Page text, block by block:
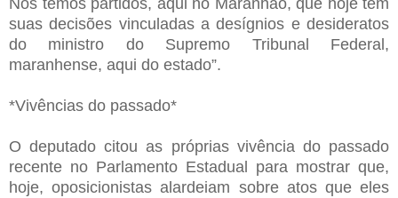
Nós temos partidos, aqui no Maranhão, que hoje têm
suas decisões vinculadas a desígnios e desideratos
do ministro do Supremo Tribunal Federal,
maranhense, aqui do estado”.
*Vivências do passado*
O deputado citou as próprias vivência do passado
recente no Parlamento Estadual para mostrar que,
hoje, oposicionistas alardeiam sobre atos que eles